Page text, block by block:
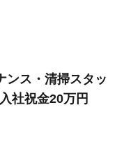
ンス・清掃スタッ
社祝金20万円